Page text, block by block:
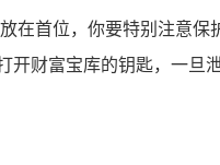
在首位，你要特别注意
财富宝库的钥匙，一旦